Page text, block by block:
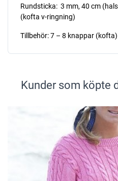
Rundsticka: 3 mm, 40 cm
(kofta v-ringning)
Tillbehör: 7 – 8 knappar (kofta)
Kunder som köpte